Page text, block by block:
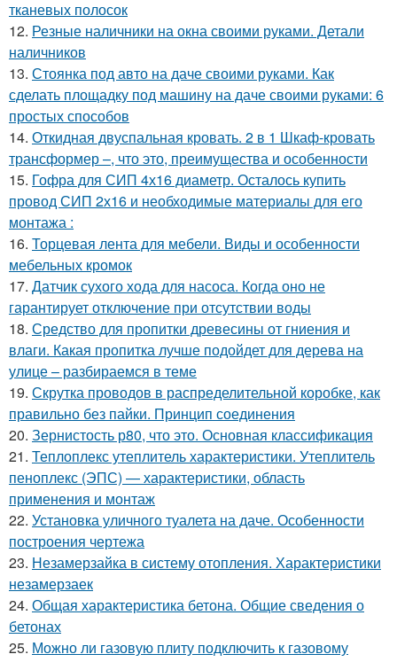
тканевых полосок
12. Резные наличники на окна своими руками. Детали
наличников
13. Стоянка под авто на даче своими руками. Как
сделать площадку под машину на даче своими руками: 6
простых способов
14. Откидная двуспальная кровать. 2 в 1 Шкаф-кровать
трансформер –, что это, преимущества и особенности
15. Гофра для СИП 4х16 диаметр. Осталось купить
провод СИП 2х16 и необходимые материалы для его
монтажа :
16. Торцевая лента для мебели. Виды и особенности
мебельных кромок
17. Датчик сухого хода для насоса. Когда оно не
гарантирует отключение при отсутствии воды
18. Средство для пропитки древесины от гниения и
влаги. Какая пропитка лучше подойдет для дерева на
улице – разбираемся в теме
19. Скрутка проводов в распределительной коробке, как
правильно без пайки. Принцип соединения
20. Зернистость р80, что это. Основная классификация
21. Теплоплекс утеплитель характеристики. Утеплитель
пеноплекс (ЭПС) — характеристики, область
применения и монтаж
22. Установка уличного туалета на даче. Особенности
построения чертежа
23. Незамерзайка в систему отопления. Характеристики
незамерзаек
24. Общая характеристика бетона. Общие сведения о
бетонах
25. Можно ли газовую плиту подключить к газовому